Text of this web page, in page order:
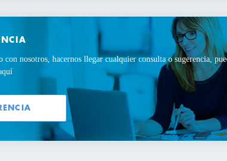
con nosotros, hacernos llegar cualquier consulta o sugerencia,